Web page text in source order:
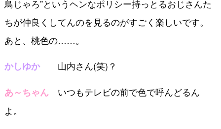
鳥じゃろ”というヘンなポリシー持っとるおじさんた
ちが仲良くしてんのを見るのがすごく楽しいです。
あと、桃色の……。
かしゆか山内さん(笑)？
あ～ちゃん いつもテレビの前で色で呼んどるん
よ。